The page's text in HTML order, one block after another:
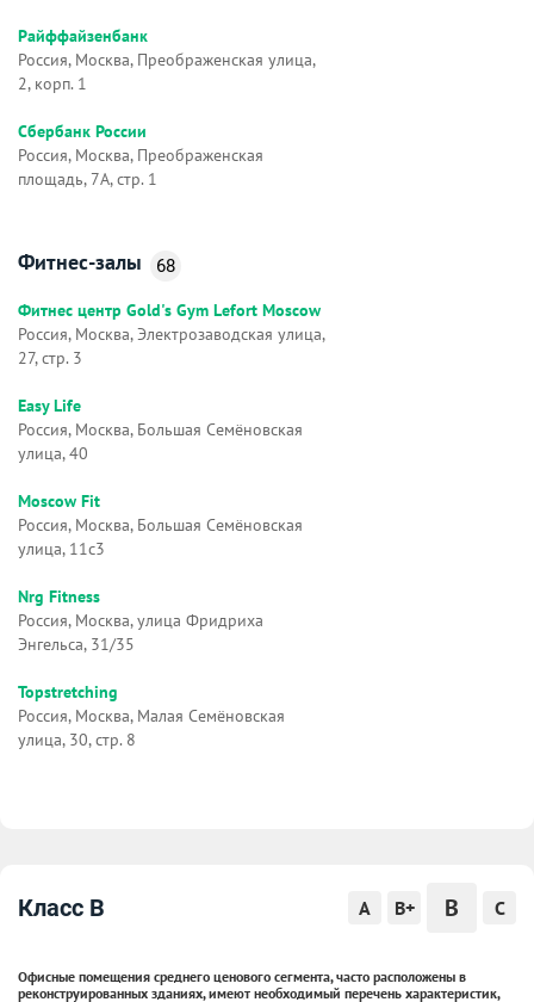
Райффайзенбанк
Россия, Москва, Преображенская улица,
2, корп. 1
Сбербанк России
Россия, Москва, Преображенская
площадь, 7А, стр. 1
Фитнес-залы 68
Фитнес центр Gold's Gym Lefort Moscow
Россия, Москва, Электрозаводская улица,
27, стр. 3
Easy Life
Россия, Москва, Большая Семёновская
улица, 40
Moscow Fit
Россия, Москва, Большая Семёновская
улица, 11с3
Nrg Fitness
Россия, Москва, улица Фридриха
Энгельса, 31/35
Topstretching
Россия, Москва, Малая Семёновская
улица, 30, стр. 8
Класс B A B+ B C
Офисные помещения среднего ценового сегмента, часто расположены в
реконструированных зданиях, имеют необходимый перечень характеристик,